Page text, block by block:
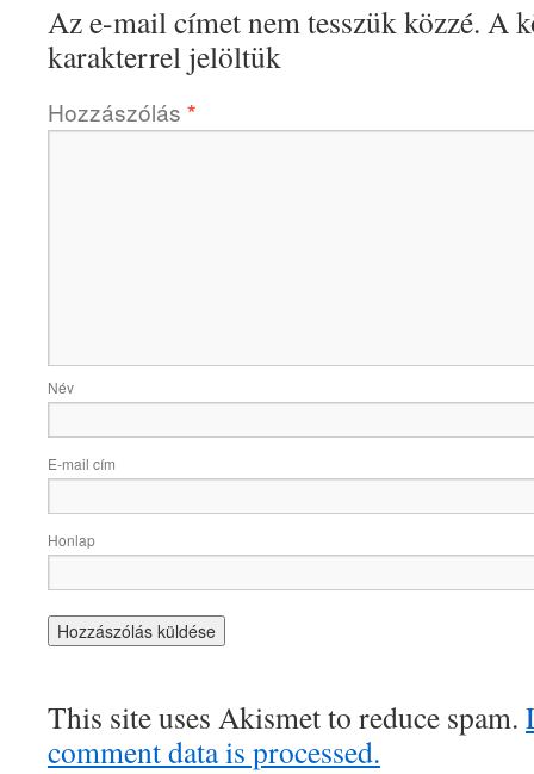
Az e-mail címet nem tesszük közzé. A
karakterrel jelöltük
Hozzászólás *
Név
E-mail cím
Honlap
This site uses Akismet to reduce spam.
comment data is processed.